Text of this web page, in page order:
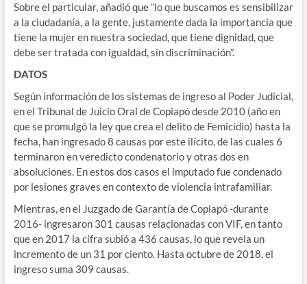
audio
Sobre el particular, añadió que “lo que buscamos es sensibilizar
a la ciudadanía, a la gente, justamente dada la importancia que
tiene la mujer en nuestra sociedad, que tiene dignidad, que
debe ser tratada con igualdad, sin discriminación”.
DATOS
Según información de los sistemas de ingreso al Poder Judicial,
en el Tribunal de Juicio Oral de Copiapó desde 2010 (año en
que se promulgó la ley que crea el delito de Femicidio) hasta la
fecha, han ingresado 8 causas por este ilícito, de las cuales 6
terminaron en veredicto condenatorio y otras dos en
absoluciones. En estos dos casos el imputado fue condenado
por lesiones graves en contexto de violencia intrafamiliar.
Mientras, en el Juzgado de Garantía de Copiapó -durante
2016- ingresaron 301 causas relacionadas con VIF, en tanto
que en 2017 la cifra subió a 436 causas, lo que revela un
incremento de un 31 por ciento. Hasta octubre de 2018, el
ingreso suma 309 causas.